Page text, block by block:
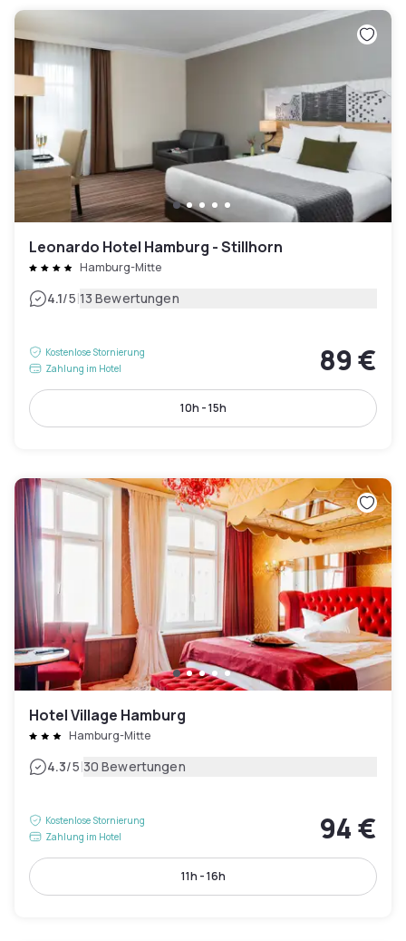
Leonardo Hotel Hamburg - Stillhorn
Hamburg-Mitte
4.1/5|13 Bewertungen
Kostenlose Stornierung
Zahlung im Hotel
89 €
10h - 15h
Hotel Village Hamburg
Hamburg-Mitte
4.3/5|30 Bewertungen
Kostenlose Stornierung
Zahlung im Hotel
94 €
11h - 16h